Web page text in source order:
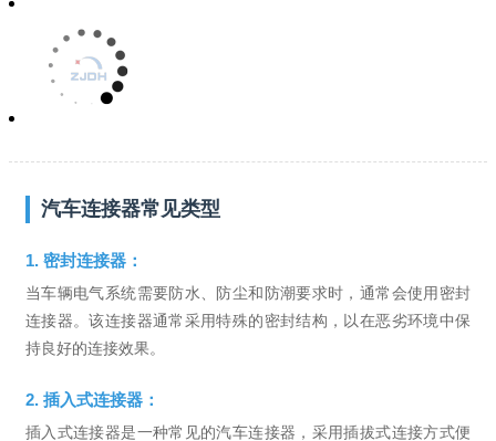
汽车连接器常见类型
1. 密封连接器：
当车辆电气系统需要防水、防尘和防潮要求时，通常会使用密封
连接器。该连接器通常采用特殊的密封结构，以在恶劣环境中保
持良好的连接效果。
2. 插入式连接器：
插入式连接器是一种常见的汽车连接器，采用插拔式连接方式便